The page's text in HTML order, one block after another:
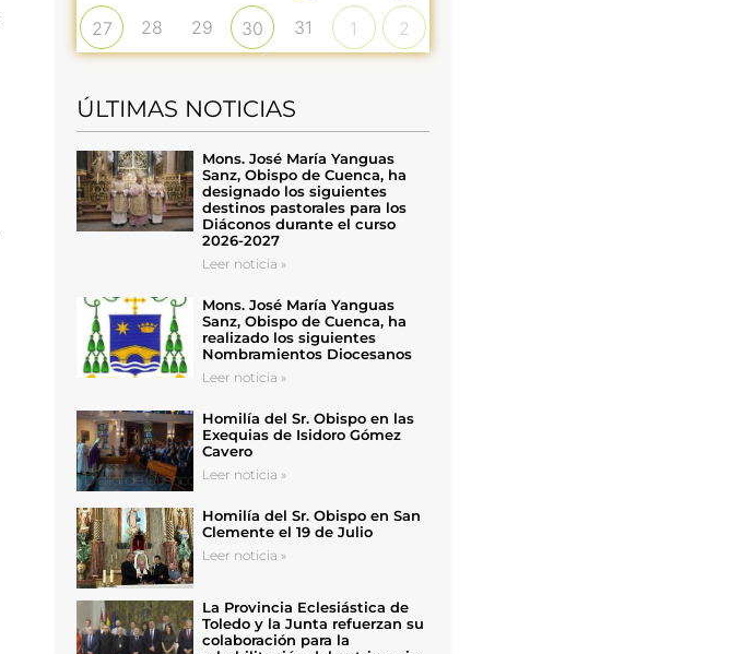
27 28 29 30 31 1 2
ÚLTIMAS NOTICIAS
Mons. José María Yanguas
Sanz, Obispo de Cuenca, ha
designado los siguientes
destinos pastorales para los
Diáconos durante el curso
2026-2027
Leer noticia »
Mons. José María Yanguas
Sanz, Obispo de Cuenca, ha
realizado los siguientes
Nombramientos Diocesanos
Leer noticia »
Homilía del Sr. Obispo en las
Exequias de Isidoro Gómez
Cavero
Leer noticia »
Homilía del Sr. Obispo en San
Clemente el 19 de Julio
Leer noticia »
La Provincia Eclesiástica de
Toledo y la Junta refuerzan su
colaboración para la